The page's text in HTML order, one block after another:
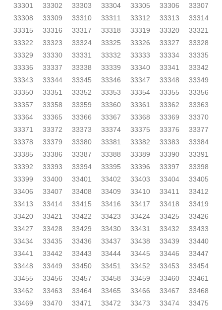
33301
33302 33303 33304 33305 33306
33307
33308
33309 33310 33311 33312 33313
33314
33315
33316 33317 33318 33319 33320
33321
33322
33323 33324 33325 33326 33327
33328
33329
33330 33331 33332 33333 33334
33335
33336
33337 33338 33339 33340 33341
33342
33343
33344 33345 33346 33347 33348
33349
33350
33351 33352 33353 33354 33355
33356
33357
33358 33359 33360 33361 33362
33363
33364
33365 33366 33367 33368 33369
33370
33371
33372 33373 33374 33375 33376
33377
33378
33379 33380 33381 33382 33383
33384
33385
33386 33387 33388 33389 33390
33391
33392
33393 33394 33395 33396 33397
33398
33399
33400 33401 33402 33403 33404
33405
33406
33407 33408 33409 33410 33411
33412
33413
33414 33415 33416 33417 33418
33419
33420
33421 33422 33423 33424 33425
33426
33427
33428 33429 33430 33431 33432
33433
33434
33435 33436 33437 33438 33439
33440
33441
33442 33443 33444 33445 33446
33447
33448
33449 33450 33451 33452 33453
33454
33455
33456 33457 33458 33459 33460
33461
33462
33463 33464 33465 33466 33467
33468
33469
33470 33471 33472 33473 33474
33475